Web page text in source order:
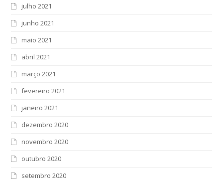
julho 2021
junho 2021
maio 2021
abril 2021
março 2021
fevereiro 2021
janeiro 2021
dezembro 2020
novembro 2020
outubro 2020
setembro 2020